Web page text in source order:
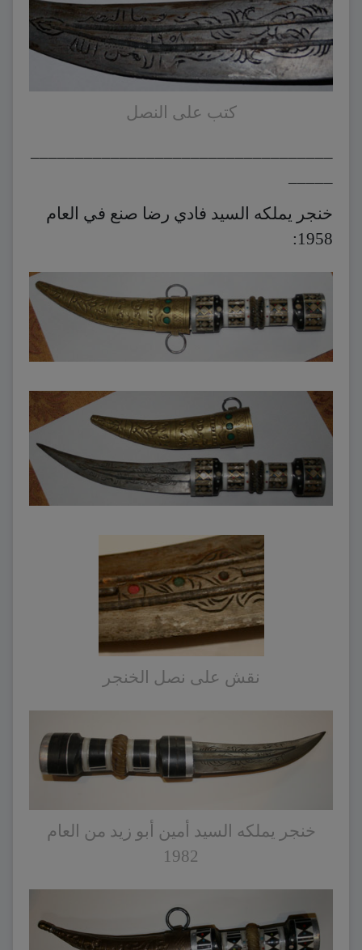
كتب على النصل
خنجر يملكه السيد فادي رضا صنع في العام
1958:
نقش على نصل الخنجر
خنجر يملكه السيد أمين أبو زيد من العام
1982